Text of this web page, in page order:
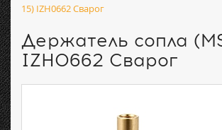
15) IZH0662 Сварог
Держатель сопла
IZH0662 Сварог